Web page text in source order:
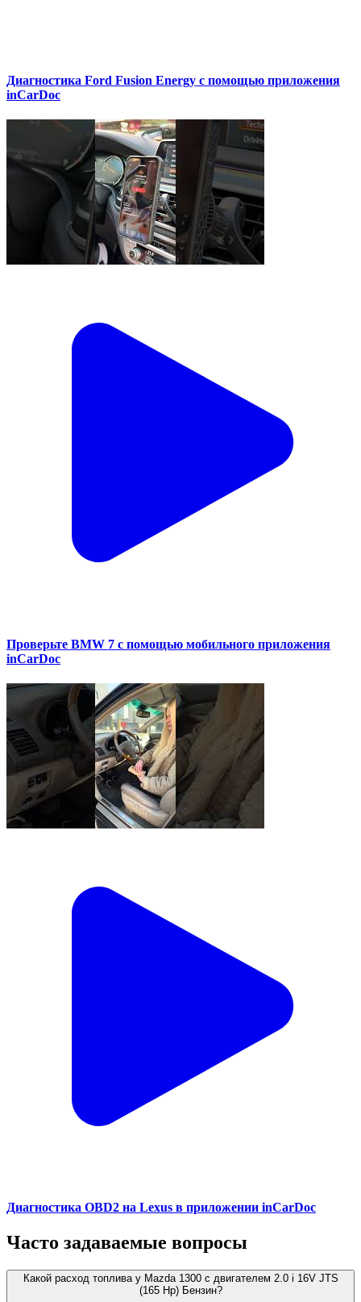
Диагностика Ford Fusion Energy с помощью приложения
inCarDoc
Проверьте BMW 7 с помощью мобильного приложения
inCarDoc
Диагностика OBD2 на Lexus в приложении inCarDoc
Часто задаваемые вопросы
Какой расход топлива у Mazda 1300 с двигателем 2.0 i 16V JTS
(165 Hp) Бензин?